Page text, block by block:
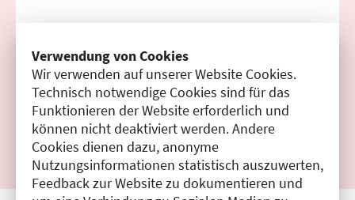
Verwendung von Cookies
Wir verwenden auf unserer Website Cookies.
Technisch notwendige Cookies sind für das
Funktionieren der Website erforderlich und
können nicht deaktiviert werden. Andere
Cookies dienen dazu, anonyme
Nutzungsinformationen statistisch auszuwerten,
Feedback zur Website zu dokumentieren und
Filter zurücksetzen
Ergebnisse drucken